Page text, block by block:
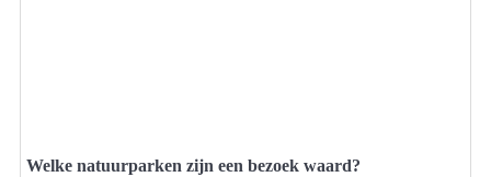
Welke natuurparken zijn een bezoek waard?